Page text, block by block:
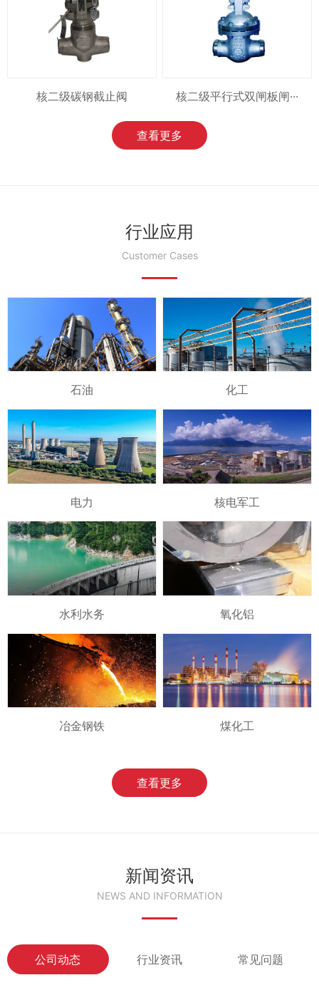
核二级碳钢截止阀 核二级平行式双闸板闸···
查看更多
行业应用
Customer Cases
石油 化工
电力 核电军工
水利水务 氧化铝
冶金钢铁 煤化工
查看更多
新闻资讯
NEWS AND INFORMATION
公司动态 行业资讯 常见问题